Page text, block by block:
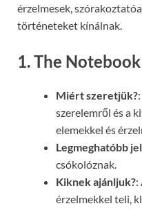
érzelmesek,
történeteket kínálnak.
1. The
Miért szeretjük?
szerelemről és a
elemekkel és
Legmeghatóbb
csókolóznak.
Kiknek ajánljuk?:
érzelmekkel teli,